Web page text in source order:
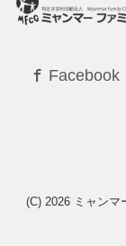
Facebook
(C) 2026 ミャン